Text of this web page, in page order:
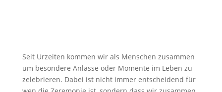
Seit Urzeiten kommen wir als Menschen zusammen
um besondere Anlässe oder Momente im Leben zu
zelebrieren. Dabei ist nicht immer entscheidend für